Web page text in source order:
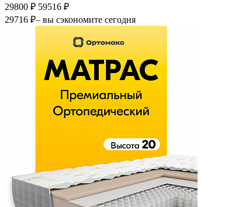
29800 ₽ 59516 ₽
29716 ₽– вы сэкономите сегодня